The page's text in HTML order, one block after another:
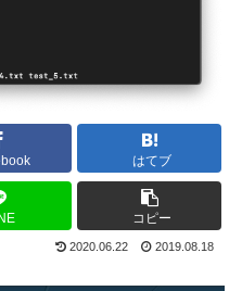
はてブ
コピー
2020.06.22 2019.08.18